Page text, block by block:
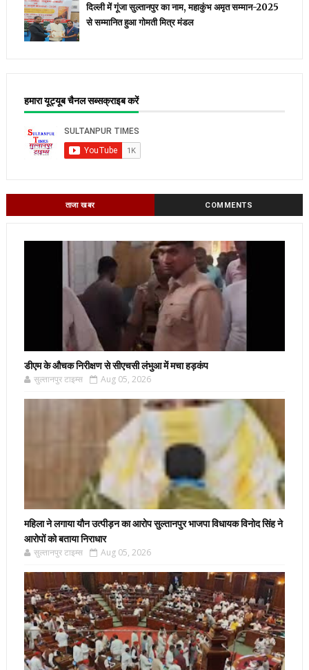
दिल्ली में गूंजा सुल्तानपुर का नाम, महाकुंभ अमृत सम्मान-2025
से सम्मानित हुआ गोमती मित्र मंडल
हमारा यूट्यूब चैनल सब्सक्राइब करें
ताजा खबर COMMENTS
डीएम के औचक निरीक्षण से सीएचसी लंभुआ में मचा हड़कंप
सुल्तानपुर टाइम्स Aug 05, 2026
महिला ने लगाया यौन उत्पीड़न का आरोप सुल्तानपुर भाजपा विधायक विनोद सिंह ने
आरोपों को बताया निराधार
सुल्तानपुर टाइम्स Aug 05, 2026